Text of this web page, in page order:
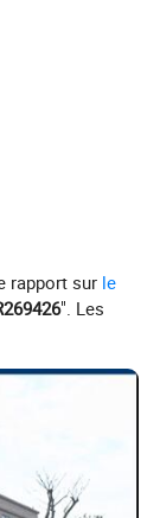
rapport sur le
". Les